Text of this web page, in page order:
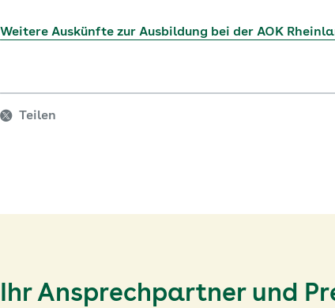
Weitere Auskünfte zur Ausbildung bei der AOK
Teilen
Ihr Ansprechpartner und